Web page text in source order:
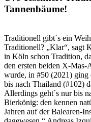
Tannenbäume!
Traditionell gibt´s ein
Traditionell? „Klar“, sagt
in Köln schon Tradition,
den ersten beiden X-Mas-
wurde, in #50 (2021) ging
bis nach Thailand (#102)
Allerdings geht´s nur bis
Bierkönig: den kennen
Jahren auf der Balearen-